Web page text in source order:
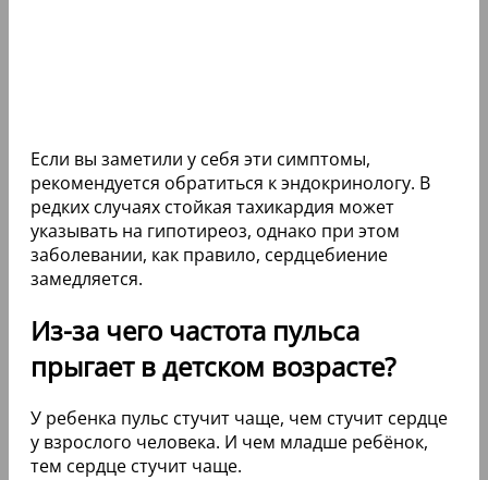
Если вы заметили у себя эти симптомы,
рекомендуется обратиться к эндокринологу. В
редких случаях стойкая тахикардия может
указывать на гипотиреоз, однако при этом
заболевании, как правило, сердцебиение
замедляется.
Из-за чего частота пульса
прыгает в детском возрасте?
У ребенка пульс стучит чаще, чем стучит сердце
у взрослого человека. И чем младше ребёнок,
тем сердце стучит чаще.